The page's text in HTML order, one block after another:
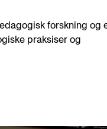
forskning og
praksiser og